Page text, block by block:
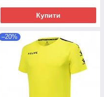
Купити
–20%